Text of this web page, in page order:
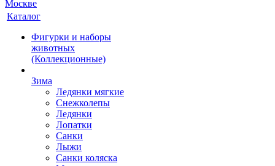
Каталог
Фигурки и наборы
животных
(Коллекционные)
Зима
Ледянки мягкие
Снежколепы
Ледянки
Лопатки
Санки
Лыжи
Санки коляска